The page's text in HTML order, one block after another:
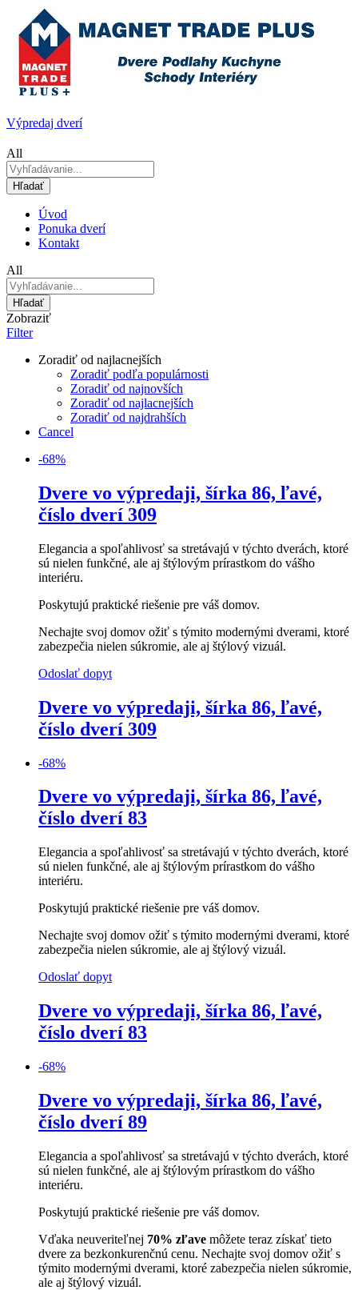
Výpredaj dverí
All
Hľadať
Úvod
Ponuka dverí
Kontakt
All
Hľadať
Zobraziť
Filter
Zoradiť od najlacnejších
Zoradiť podľa populárnosti
Zoradiť od najnovších
Zoradiť od najlacnejších
Zoradiť od najdrahších
Cancel
-68%
Dvere vo výpredaji, šírka 86, ľavé,
číslo dverí 309
Elegancia a spoľahlivosť sa stretávajú v týchto dverách, ktoré
sú nielen funkčné, ale aj štýlovým prírastkom do vášho
interiéru.
Poskytujú praktické riešenie pre váš domov.
Nechajte svoj domov ožiť s týmito modernými dverami, ktoré
zabezpečia nielen súkromie, ale aj štýlový vizuál.
Odoslať dopyt
Dvere vo výpredaji, šírka 86, ľavé,
číslo dverí 309
-68%
Dvere vo výpredaji, šírka 86, ľavé,
číslo dverí 83
Elegancia a spoľahlivosť sa stretávajú v týchto dverách, ktoré
sú nielen funkčné, ale aj štýlovým prírastkom do vášho
interiéru.
Poskytujú praktické riešenie pre váš domov.
Nechajte svoj domov ožiť s týmito modernými dverami, ktoré
zabezpečia nielen súkromie, ale aj štýlový vizuál.
Odoslať dopyt
Dvere vo výpredaji, šírka 86, ľavé,
číslo dverí 83
-68%
Dvere vo výpredaji, šírka 86, ľavé,
číslo dverí 89
Elegancia a spoľahlivosť sa stretávajú v týchto dverách, ktoré
sú nielen funkčné, ale aj štýlovým prírastkom do vášho
interiéru.
Poskytujú praktické riešenie pre váš domov.
Vďaka neuveriteľnej 70% zľave môžete teraz získať tieto
dvere za bezkonkurenčnú cenu. Nechajte svoj domov ožiť s
týmito modernými dverami, ktoré zabezpečia nielen súkromie,
ale aj štýlový vizuál.